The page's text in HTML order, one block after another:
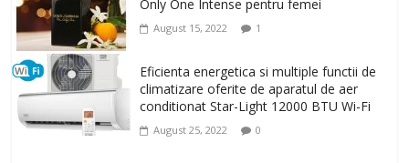
Only One Intense pentru femei
August 15, 2022 1
Eficienta energetica si multiple functii de
climatizare oferite de aparatul de aer
conditionat Star-Light 12000 BTU Wi-Fi
August 25, 2022 0